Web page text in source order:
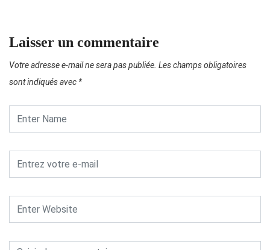
Laisser un commentaire
Votre adresse e-mail ne sera pas publiée. Les champs obligatoires
sont indiqués avec *